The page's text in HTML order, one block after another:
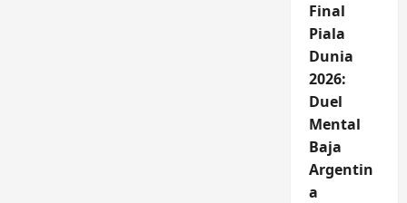
Final
Piala
Dunia
2026:
Duel
Mental
Baja
Argentin
a